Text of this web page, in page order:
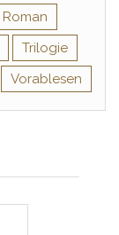
Roman
Trilogie
Vorablesen